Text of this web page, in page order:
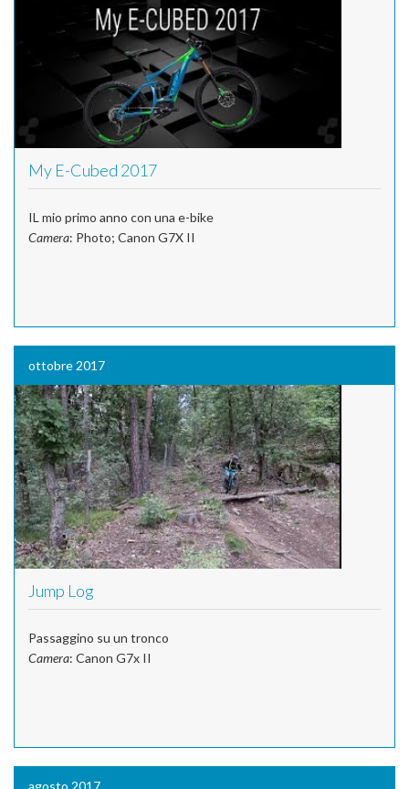
My E-Cubed 2017
IL mio primo anno con una e-bike
Camera: Photo; Canon G7X II
ottobre 2017
Jump Log
Passaggino su un tronco
Camera: Canon G7x II